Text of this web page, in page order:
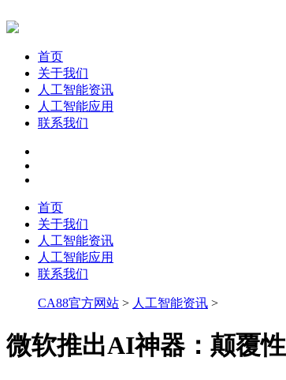
首页
关于我们
人工智能资讯
人工智能应用
联系我们
首页
关于我们
人工智能资讯
人工智能应用
联系我们
CA88官方网站 > 人工智能资讯 >
微软推出AI神器：颠覆